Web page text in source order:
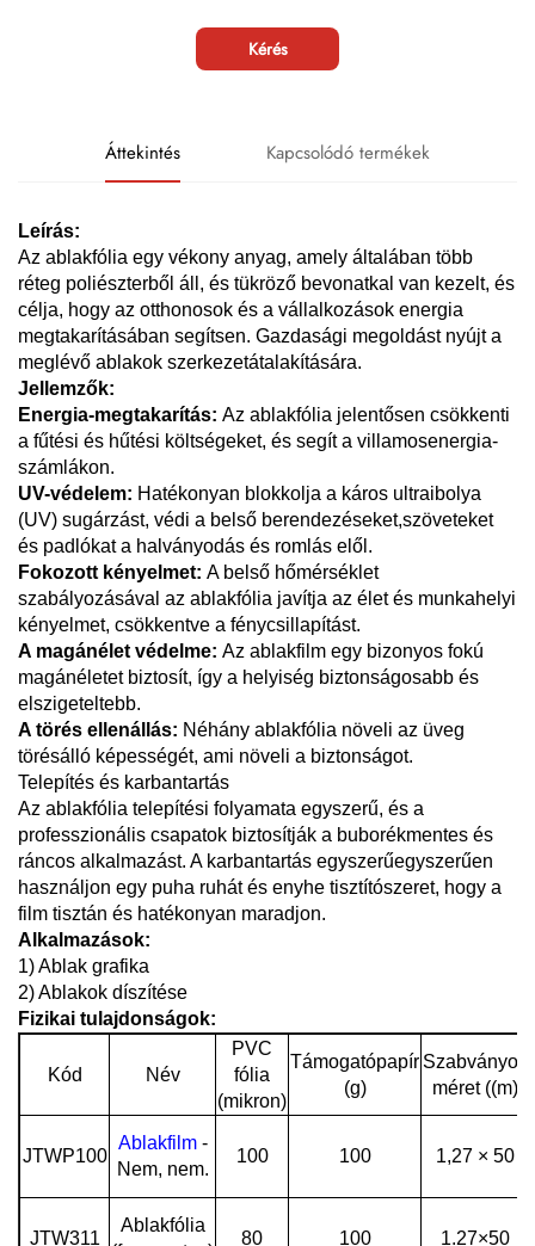
Kérés
Áttekintés Kapcsolódó termékek
Leírás:
Az ablakfólia egy vékony anyag, amely általában több
réteg poliészterből áll, és tükröző bevonatkal van kezelt, és
célja, hogy az otthonosok és a vállalkozások energia
megtakarításában segítsen. Gazdasági megoldást nyújt a
meglévő ablakok szerkezetátalakítására.
Jellemzők:
Energia-megtakarítás: Az ablakfólia jelentősen csökkenti
a fűtési és hűtési költségeket, és segít a villamosenergia-
számlákon.
UV-védelem: Hatékonyan blokkolja a káros ultraibolya
(UV) sugárzást, védi a belső berendezéseket,szöveteket
és padlókat a halványodás és romlás elől.
Fokozott kényelmet: A belső hőmérséklet
szabályozásával az ablakfólia javítja az élet és munkahelyi
kényelmet, csökkentve a fénycsillapítást.
A magánélet védelme: Az ablakfilm egy bizonyos fokú
magánéletet biztosít, így a helyiség biztonságosabb és
elszigeteltebb.
A törés ellenállás: Néhány ablakfólia növeli az üveg
törésálló képességét, ami növeli a biztonságot.
Telepítés és karbantartás
Az ablakfólia telepítési folyamata egyszerű, és a
professzionális csapatok biztosítják a buborékmentes és
ráncos alkalmazást. A karbantartás egyszerűegyszerűen
használjon egy puha ruhát és enyhe tisztítószeret, hogy a
film tisztán és hatékonyan maradjon.
Alkalmazások:
1) Ablak grafika
2) Ablakok díszítése
Fizikai tulajdonságok:
Kód Név
PVC
fólia
(mikron)
Támogatópapír
(g)
Szabványos
méret ((m)
JTWP100
Ablakfilm -
Nem, nem.
100 100 1,27 × 50
JTW311
Ablakfólia
80 100 1.27×50